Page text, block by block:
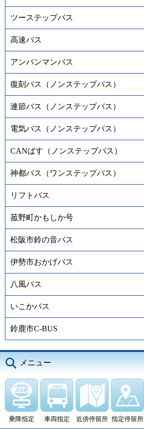
ツーステップバス
高速バス
アンパンマンバス
復刻バス（ノンステップバス）
連節バス（ノンステップバス）
電気バス（ノンステップバス）
CANばす（ノンステップバス）
神都バス（ワンステップバス）
リフトバス
菰野町かもしか号
松阪市鈴の音バス
伊勢市おかげバス
八風バス
いこかバス
鈴鹿市C-BUS
メニュー
乗降指定 車両指定 近傍停留所 指定停留所